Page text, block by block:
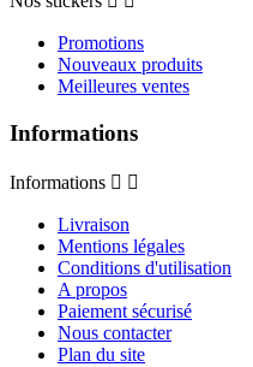
Promotions
Nouveaux produits
Meilleures ventes
Informations
Informations  
Livraison
Mentions légales
Conditions d'utilisation
A propos
Paiement sécurisé
Nous contacter
Plan du site